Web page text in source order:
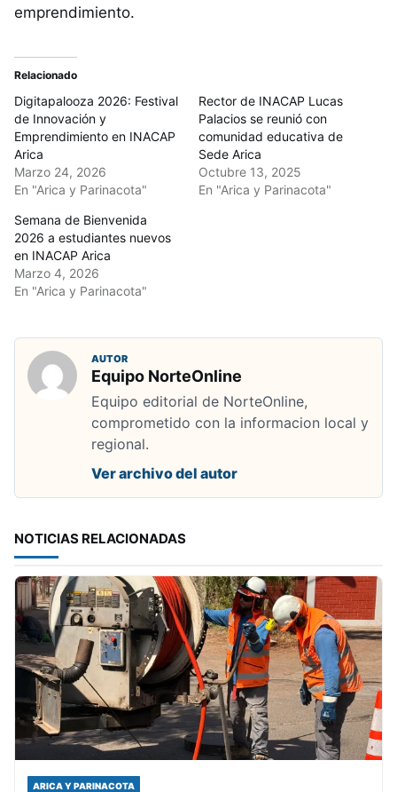
emprendimiento.
Relacionado
Digitapalooza 2026: Festival
de Innovación y
Emprendimiento en INACAP
Arica
Marzo 24, 2026
En "Arica y Parinacota"
Rector de INACAP Lucas
Palacios se reunió con
comunidad educativa de
Sede Arica
Octubre 13, 2025
En "Arica y Parinacota"
Semana de Bienvenida
2026 a estudiantes nuevos
en INACAP Arica
Marzo 4, 2026
En "Arica y Parinacota"
AUTOR
Equipo NorteOnline
Equipo editorial de NorteOnline,
comprometido con la informacion local y
regional.
Ver archivo del autor
NOTICIAS RELACIONADAS
ARICA Y PARINACOTA